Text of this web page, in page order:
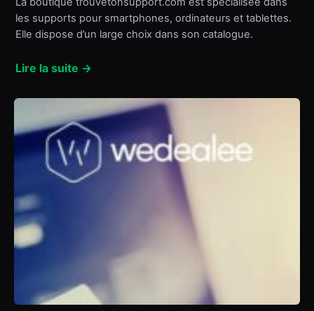
les supports pour smartphones, ordinateurs et tablettes.
Elle dispose d’un large choix dans son catalogue.
Lire la suite →